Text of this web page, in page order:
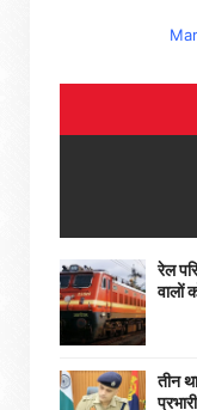
रेल
वालों
तीन